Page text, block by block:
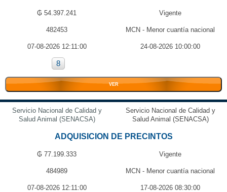
₲ 54.397.241 Vigente
482453 MCN - Menor cuantía nacional
07-08-2026 12:11:00 24-08-2026 10:00:00
8
VER
Servicio Nacional de Calidad y
Salud Animal (SENACSA)
Servicio Nacional de Calidad y
Salud Animal (SENACSA)
ADQUISICION DE PRECINTOS
₲ 77.199.333 Vigente
484989 MCN - Menor cuantía nacional
07-08-2026 12:11:00 17-08-2026 08:30:00